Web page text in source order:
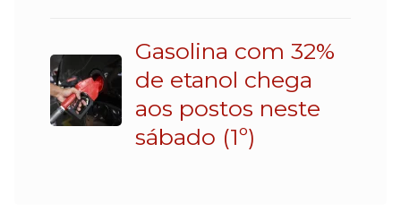
Gasolina com 32%
de etanol chega
aos postos neste
sábado (1º)